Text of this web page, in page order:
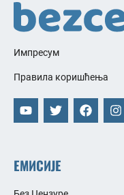
Импресум
Правила коришћења
ЕМИСИЈЕ